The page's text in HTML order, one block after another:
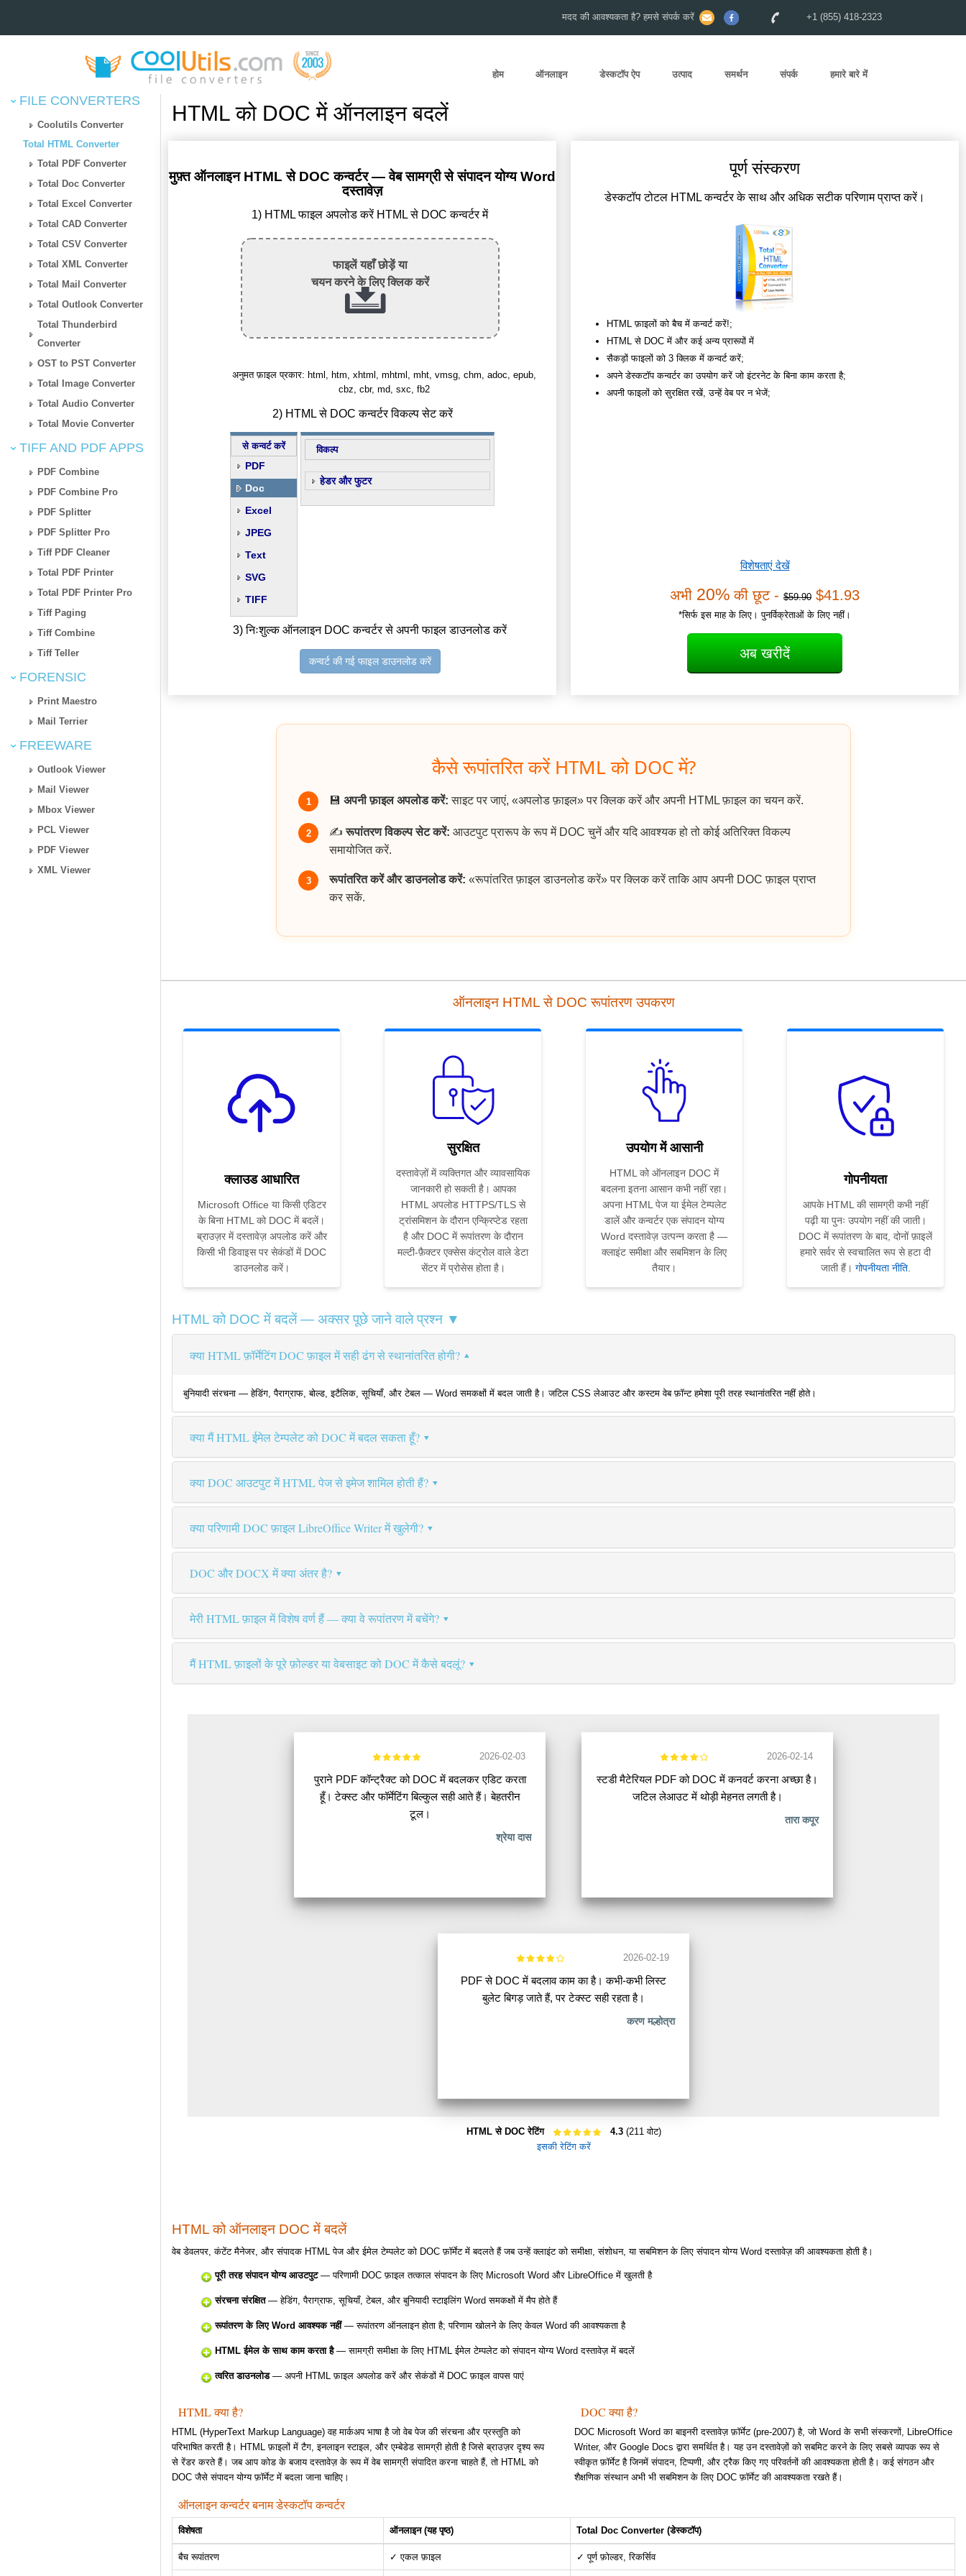
मदद की आवश्यकता है? हमसे संपर्क करें +1 (855) 418-2323
होम ऑनलाइन डेस्कटॉप ऐप उत्पाद समर्थन संपर्क हमारे बारे में
FILE CONVERTERS
Coolutils Converter
Total HTML Converter
Total PDF Converter
Total Doc Converter
Total Excel Converter
Total CAD Converter
Total CSV Converter
Total XML Converter
Total Mail Converter
Total Outlook Converter
Total Thunderbird
Converter
OST to PST Converter
Total Image Converter
Total Audio Converter
Total Movie Converter
TIFF AND PDF APPS
PDF Combine
PDF Combine Pro
PDF Splitter
PDF Splitter Pro
Tiff PDF Cleaner
Total PDF Printer
Total PDF Printer Pro
Tiff Paging
Tiff Combine
Tiff Teller
FORENSIC
Print Maestro
Mail Terrier
FREEWARE
Outlook Viewer
Mail Viewer
Mbox Viewer
PCL Viewer
PDF Viewer
XML Viewer
HTML को DOC में ऑनलाइन बदलें
मुफ़्त ऑनलाइन HTML से DOC कन्वर्टर — वेब सामग्री से संपादन योग्य Word
दस्तावेज़
1) HTML फाइल अपलोड करें HTML से DOC कन्वर्टर में
फाइलें यहाँ छोड़ें या
चयन करने के लिए क्लिक करें
अनुमत फ़ाइल प्रकार: html, htm, xhtml, mhtml, mht, vmsg, chm, adoc, epub,
cbz, cbr, md, sxc, fb2
2) HTML से DOC कन्वर्टर विकल्प सेट करें
से कन्वर्ट करें
PDF
Doc
Excel
JPEG
Text
SVG
TIFF
विकल्प
हेडर और फुटर
3) निःशुल्क ऑनलाइन DOC कन्वर्टर से अपनी फाइल डाउनलोड करें
कन्वर्ट की गई फाइल डाउनलोड करें
पूर्ण संस्करण
डेस्कटॉप टोटल HTML कन्वर्टर के साथ और अधिक सटीक परिणाम प्राप्त करें।
HTML फ़ाइलों को बैच में कन्वर्ट करें!;
HTML से DOC में और कई अन्य प्रारूपों में
सैकड़ों फाइलों को 3 क्लिक में कन्वर्ट करें;
अपने डेस्कटॉप कन्वर्टर का उपयोग करें जो इंटरनेट के बिना काम करता है;
अपनी फाइलों को सुरक्षित रखें, उन्हें वेब पर न भेजें;
विशेषताएं देखें
अभी 20% की छूट - $59.90 $41.93
*सिर्फ इस माह के लिए। पुनर्विक्रेताओं के लिए नहीं।
अब खरीदें
कैसे रूपांतरित करें HTML को DOC में?
1 💾 अपनी फ़ाइल अपलोड करें: साइट पर जाएं, «अपलोड फ़ाइल» पर क्लिक करें और अपनी HTML फ़ाइल का चयन करें.
2 ✍️रूपांतरण विकल्प सेट करें: आउटपुट प्रारूप के रूप में DOC चुनें और यदि आवश्यक हो तो कोई अतिरिक्त विकल्प
समायोजित करें.
3 रूपांतरित करें और डाउनलोड करें: «रूपांतरित फ़ाइल डाउनलोड करें» पर क्लिक करें ताकि आप अपनी DOC फ़ाइल प्राप्त
कर सकें.
ऑनलाइन HTML से DOC रूपांतरण उपकरण
क्लाउड आधारित
Microsoft Office या किसी एडिटर
के बिना HTML को DOC में बदलें।
ब्राउज़र में दस्तावेज़ अपलोड करें और
किसी भी डिवाइस पर सेकंडों में DOC
डाउनलोड करें।
सुरक्षित
दस्तावेज़ों में व्यक्तिगत और व्यावसायिक
जानकारी हो सकती है। आपका
HTML अपलोड HTTPS/TLS से
ट्रांसमिशन के दौरान एन्क्रिप्टेड रहता
है और DOC में रूपांतरण के दौरान
मल्टी-फ़ैक्टर एक्सेस कंट्रोल वाले डेटा
सेंटर में प्रोसेस होता है।
उपयोग में आसानी
HTML को ऑनलाइन DOC में
बदलना इतना आसान कभी नहीं रहा।
अपना HTML पेज या ईमेल टेम्पलेट
डालें और कन्वर्टर एक संपादन योग्य
Word दस्तावेज़ उत्पन्न करता है —
क्लाइंट समीक्षा और सबमिशन के लिए
तैयार।
गोपनीयता
आपके HTML की सामग्री कभी नहीं
पढ़ी या पुनः उपयोग नहीं की जाती।
DOC में रूपांतरण के बाद, दोनों फ़ाइलें
हमारे सर्वर से स्वचालित रूप से हटा दी
जाती हैं। गोपनीयता नीति.
HTML को DOC में बदलें — अक्सर पूछे जाने वाले प्रश्न ▼
क्या HTML फ़ॉर्मेटिंग DOC फ़ाइल में सही ढंग से स्थानांतरित होगी?
बुनियादी संरचना — हेडिंग, पैराग्राफ, बोल्ड, इटैलिक, सूचियाँ, और टेबल — Word समकक्षों में बदल जाती है। जटिल CSS लेआउट और कस्टम वेब फ़ॉन्ट हमेशा पूरी तरह स्थानांतरित नहीं होते।
क्या मैं HTML ईमेल टेम्पलेट को DOC में बदल सकता हूँ?
क्या DOC आउटपुट में HTML पेज से इमेज शामिल होती हैं?
क्या परिणामी DOC फ़ाइल LibreOffice Writer में खुलेगी?
DOC और DOCX में क्या अंतर है?
मेरी HTML फ़ाइल में विशेष वर्ण हैं — क्या वे रूपांतरण में बचेंगे?
मैं HTML फ़ाइलों के पूरे फ़ोल्डर या वेबसाइट को DOC में कैसे बदलूं?
2026-02-03
पुराने PDF कॉन्ट्रैक्ट को DOC में बदलकर एडिट करता
हूँ। टेक्स्ट और फॉर्मेटिंग बिल्कुल सही आते हैं। बेहतरीन
टूल।
श्रेया दास
2026-02-14
स्टडी मैटेरियल PDF को DOC में कनवर्ट करना अच्छा है।
जटिल लेआउट में थोड़ी मेहनत लगती है।
तारा कपूर
2026-02-19
PDF से DOC में बदलाव काम का है। कभी-कभी लिस्ट
बुलेट बिगड़ जाते हैं, पर टेक्स्ट सही रहता है।
करण मल्होत्रा
HTML से DOC रेटिंग 4.3(211 वोट)
इसकी रेटिंग करें
HTML को ऑनलाइन DOC में बदलें
वेब डेवलपर, कंटेंट मैनेजर, और संपादक HTML पेज और ईमेल टेम्पलेट को DOC फ़ॉर्मेट में बदलते हैं जब उन्हें क्लाइंट को समीक्षा, संशोधन, या सबमिशन के लिए संपादन योग्य Word दस्तावेज़ की आवश्यकता होती है।
पूरी तरह संपादन योग्य आउटपुट— परिणामी DOC फ़ाइल तत्काल संपादन के लिए Microsoft Word और LibreOffice में खुलती है
संरचना संरक्षित— हेडिंग, पैराग्राफ, सूचियाँ, टेबल, और बुनियादी स्टाइलिंग Word समकक्षों में मैप होते हैं
रूपांतरण के लिए Word आवश्यक नहीं— रूपांतरण ऑनलाइन होता है; परिणाम खोलने के लिए केवल Word की आवश्यकता है
HTML ईमेल के साथ काम करता है— सामग्री समीक्षा के लिए HTML ईमेल टेम्पलेट को संपादन योग्य Word दस्तावेज़ में बदलें
त्वरित डाउनलोड— अपनी HTML फ़ाइल अपलोड करें और सेकंडों में DOC फ़ाइल वापस पाएं
HTML क्या है?
HTML (HyperText Markup Language) वह मार्कअप भाषा है जो वेब पेज की संरचना और प्रस्तुति को
परिभाषित करती है। HTML फ़ाइलों में टैग, इनलाइन स्टाइल, और एम्बेडेड सामग्री होती है जिसे ब्राउज़र दृश्य रूप
से रेंडर करते हैं। जब आप कोड के बजाय दस्तावेज़ के रूप में वेब सामग्री संपादित करना चाहते हैं, तो HTML को
DOC जैसे संपादन योग्य फ़ॉर्मेट में बदला जाना चाहिए।
DOC क्या है?
DOC Microsoft Word का बाइनरी दस्तावेज़ फ़ॉर्मेट (pre-2007) है, जो Word के सभी संस्करणों, LibreOffice
Writer, और Google Docs द्वारा समर्थित है। यह उन दस्तावेज़ों को सबमिट करने के लिए सबसे व्यापक रूप से
स्वीकृत फ़ॉर्मेट है जिनमें संपादन, टिप्पणी, और ट्रैक किए गए परिवर्तनों की आवश्यकता होती है। कई संगठन और
शैक्षणिक संस्थान अभी भी सबमिशन के लिए DOC फ़ॉर्मेट की आवश्यकता रखते हैं।
ऑनलाइन कन्वर्टर बनाम डेस्कटॉप कन्वर्टर
विशेषता ऑनलाइन (यह पृष्ठ) Total Doc Converter (डेस्कटॉप)
बैच रूपांतरण ✓ एकल फ़ाइल ✓ पूर्ण फ़ोल्डर, रिकर्सिव